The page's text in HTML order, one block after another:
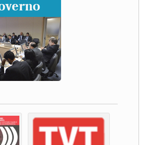
transporte de Cargas e Caminhoneiros Autonomos
EM APOIO A CLASSE TRABALHADORA
em Defesa do Estado Democrático de Direito
faz balanço do 3º Congresso da CNTTL
a partir do 1º de novembro
fazem Assembleia para avaliar proposta de reajuste
dos trabalhadores em transportes está mantido,
greve sanitária nesta terça-feira (20)
na #BR285, entrocamento que liga o Mercosul ao